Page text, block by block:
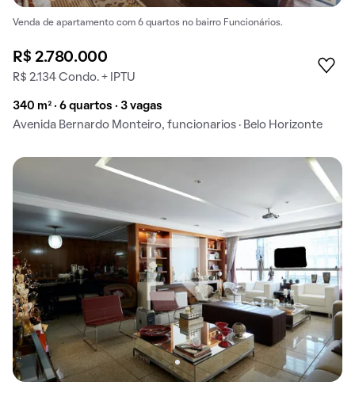
Venda de apartamento com 6 quartos no bairro Funcionários.
R$ 2.780.000
R$ 2.134 Condo. + IPTU
340 m² · 6 quartos · 3 vagas
Avenida Bernardo Monteiro, funcionarios · Belo Horizonte